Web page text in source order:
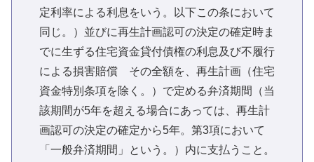
定利率による利息をいう。以下この条において
同じ。）並びに再生計画認可の決定の確定時ま
でに生ずる住宅資金貸付債権の利息及び不履行
による損害賠償 その全額を、再生計画（住宅
資金特別条項を除く。）で定める弁済期間（当
該期間が5年を超える場合にあっては、再生計
画認可の決定の確定から5年。第3項において
「一般弁済期間」という。）内に支払うこと。